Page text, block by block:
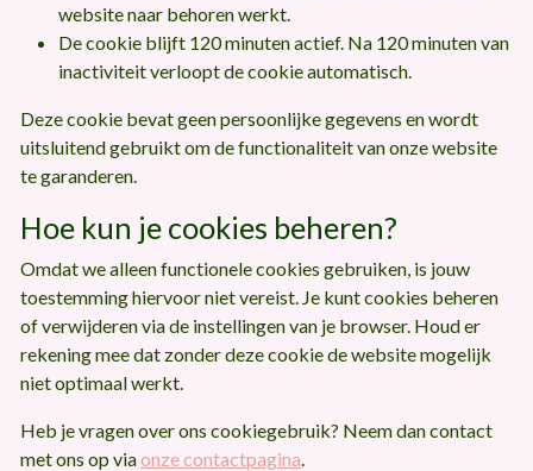
website naar behoren werkt.
De cookie blijft 120 minuten actief. Na 120 minuten van
inactiviteit verloopt de cookie automatisch.
Deze cookie bevat geen persoonlijke gegevens en wordt
uitsluitend gebruikt om de functionaliteit van onze website
te garanderen.
Hoe kun je cookies beheren?
Omdat we alleen functionele cookies gebruiken, is jouw
toestemming hiervoor niet vereist. Je kunt cookies beheren
of verwijderen via de instellingen van je browser. Houd er
rekening mee dat zonder deze cookie de website mogelijk
niet optimaal werkt.
Heb je vragen over ons cookiegebruik? Neem dan contact
met ons op viaonze contactpagina.